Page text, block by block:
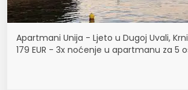
Apartmani Unija - Ljeto u Dugoj Uvali,
179 EUR - 3x noćenje u apartmanu za 5